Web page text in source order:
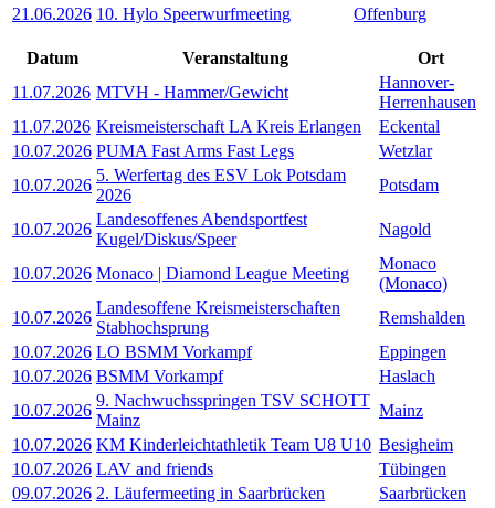
21.06.2026 10. Hylo Speerwurfmeeting Offenburg
Datum Veranstaltung
Ort
11.07.2026 MTVH - Hammer/Gewicht
Hannover-
Herrenhausen
11.07.2026 Kreismeisterschaft LA Kreis Erlangen
Eckental
10.07.2026 PUMA Fast Arms Fast Legs
Wetzlar
10.07.2026
5. Werfertag des ESV Lok Potsdam
2026
Potsdam
10.07.2026
Landesoffenes Abendsportfest
Kugel/Diskus/Speer
Nagold
10.07.2026 Monaco | Diamond League Meeting
Monaco
(Monaco)
10.07.2026
Landesoffene Kreismeisterschaften
Stabhochsprung
Remshalden
10.07.2026 LO BSMM Vorkampf
Eppingen
10.07.2026 BSMM Vorkampf
Haslach
10.07.2026
9. Nachwuchsspringen TSV SCHOTT
Mainz
Mainz
10.07.2026 KM Kinderleichtathletik Team U8 U10 Besigheim
10.07.2026 LAV and friends
Tübingen
09.07.2026 2. Läufermeeting in Saarbrücken
Saarbrücken